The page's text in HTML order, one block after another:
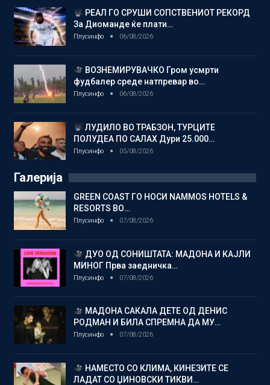
РЕАЛ ГО СРУШИ СОПСТВЕНИОТ РЕКОРД
За Диоманде ќе плати…
Плусинфо 06/08/2026
ВОЗНЕМИРУВАЧКО Гром усмрти
фудбалер среде натпревар во…
Плусинфо 06/08/2026
ЛУДИЛО ВО ТРАБЗОН, ТУРЦИТЕ
ПОЛУДЕА ПО САЛАХ Дури 25.000…
Плусинфо 05/08/2026
Галерија
GREEN COAST ГО НОСИ NAMMOS HOTELS &
RESORTS ВО…
Плусинфо 07/08/2026
ДУО ОД СОНИШТАТА: МАДОНА И КАЈЛИ
МИНОГ Прва заедничка…
Плусинфо 07/08/2026
МАДОНА САКАЛА ДЕТЕ ОД ДЕНИС
РОДМАН И БИЛА СПРЕМНА ДА МУ…
Плусинфо 07/08/2026
НАМЕСТО СО КЛИМА, КИНЕЗИТЕ СЕ
ЛАДАТ СО ЏИНОВСКИ ТИКВИ…